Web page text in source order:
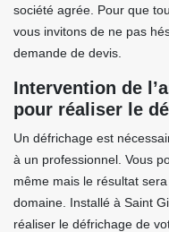
société agrée. Pour que
vous invitons de ne pas
demande de devis.
Intervention de
pour réaliser le
Un défrichage est
à un professionnel. Vous
même mais le résultat
domaine. Installé à Saint
réaliser le défrichage de